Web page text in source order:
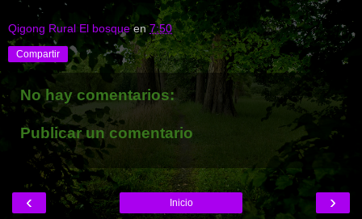
Qigong Rural El bosque en7:50
Compartir
No hay comentarios:
Publicar un comentario
‹ ›
Inicio